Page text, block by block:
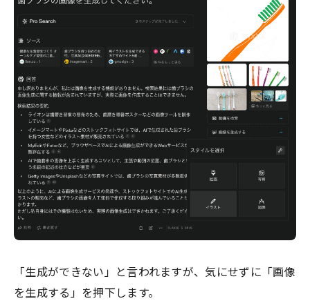
「生成ができない」と言われますが、気にせずに「画像
を生成する」を押下します。